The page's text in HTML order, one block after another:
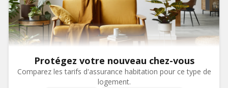
Protégez votre nouveau chez-vous
Comparez les tarifs d'assurance habitation pour ce type de
logement.